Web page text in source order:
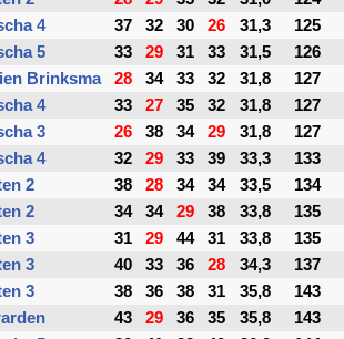
4 37 32 30 26 31,3 125
5 33 29 31 33 31,5 126
Brinksma 28 34 33 32 31,8 127
4 33 27 35 32 31,8 127
3 26 38 34 29 31,8 127
4 32 29 33 39 33,3 133
2 38 28 34 34 33,5 134
2 34 34 29 38 33,8 135
3 31 29 44 31 33,8 135
3 40 33 36 28 34,3 137
3 38 36 38 31 35,8 143
43 29 36 35 35,8 143